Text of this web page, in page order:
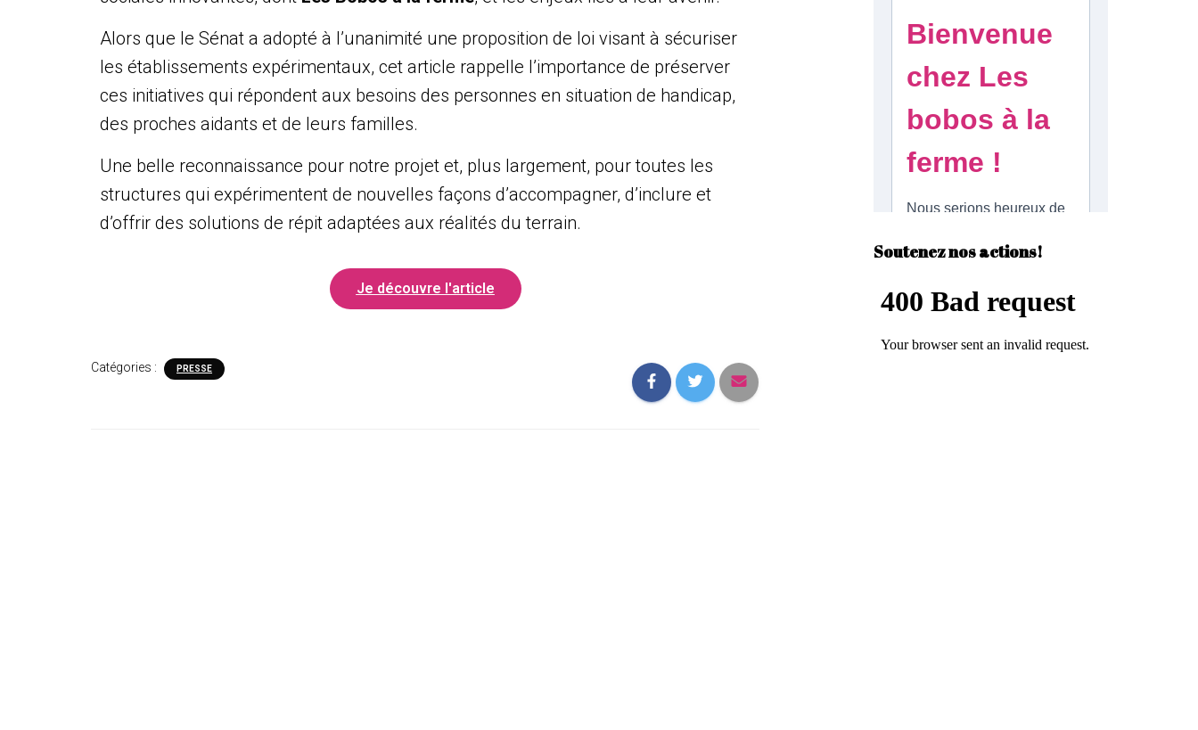
Alors que le Sénat a adopté à l’unanimité une proposition de loi visant à sécuriser
les établissements expérimentaux, cet article rappelle l’importance de préserver
ces initiatives qui répondent aux besoins des personnes en situation de handicap,
des proches aidants et de leurs familles.
Une belle reconnaissance pour notre projet et, plus largement, pour toutes les
structures qui expérimentent de nouvelles façons d’accompagner, d’inclure et
d’offrir des solutions de répit adaptées aux réalités du terrain.
Je découvre l'article
Catégories : PRESSE
Soutenez nos actions!